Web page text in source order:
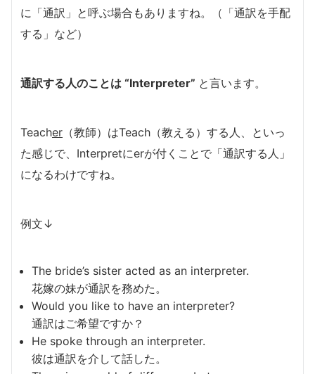
に「通訳」と呼ぶ場合もありますね。（「通訳を手配
する」など）
通訳する人のことは “Interpreter” と言います。
Teacher （教師）はTeach（教える）する人、といっ
た感じで、Interpretにerが付くことで「通訳する人」
になるわけですね。
例文↓
The bride’s sister acted as an interpreter.
花嫁の妹が通訳を務めた。
Would you like to have an interpreter?
通訳はご希望ですか？
He spoke through an interpreter.
彼は通訳を介して話した。